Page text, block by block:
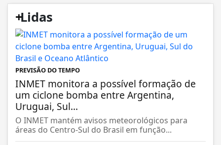
+
Lidas
PREVISÃO DO TEMPO
INMET monitora a possível formação de
um ciclone bomba entre Argentina,
Uruguai, Sul...
O INMET mantém avisos meteorológicos para
áreas do Centro-Sul do Brasil em função...